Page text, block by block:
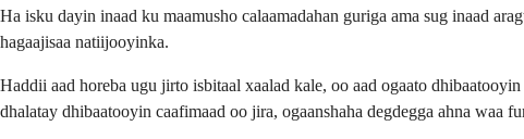
Ha isku dayin inaad ku maamusho calaamadahan guriga ama sug inaad
hagaajisaa natiijooyinka.
Haddii aad horeba ugu jirto isbitaal xaalad kale, oo aad ogaato
dhalatay dhibaatooyin caafimaad oo jira, ogaanshaha degdegga ahna waa